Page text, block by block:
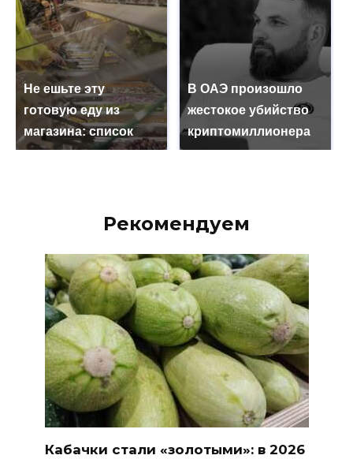
Не ешьте эту
готовую еду из
магазина: список
В ОАЭ произошло
жестокое убийство
криптомиллионера
Рекомендуем
Кабачки стали «золотыми»: в 2026